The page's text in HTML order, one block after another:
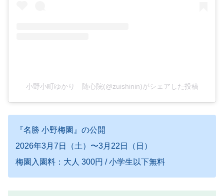
小野小町ゆかり 随心院(@zuishinin)がシェアした投稿
『名勝 小野梅園』の公開
2026年3月7日（土）〜3月22日（日）
梅園入園料：大人 300円 / 小学生以下無料